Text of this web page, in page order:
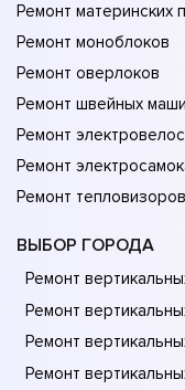
Ремонт материнских
Ремонт моноблоков
Ремонт оверлоков
Ремонт швейных
Ремонт
Ремонт
Ремонт тепловизоров
ВЫБОР ГОРОДА
Ремонт
Ремонт
Ремонт
Ремонт